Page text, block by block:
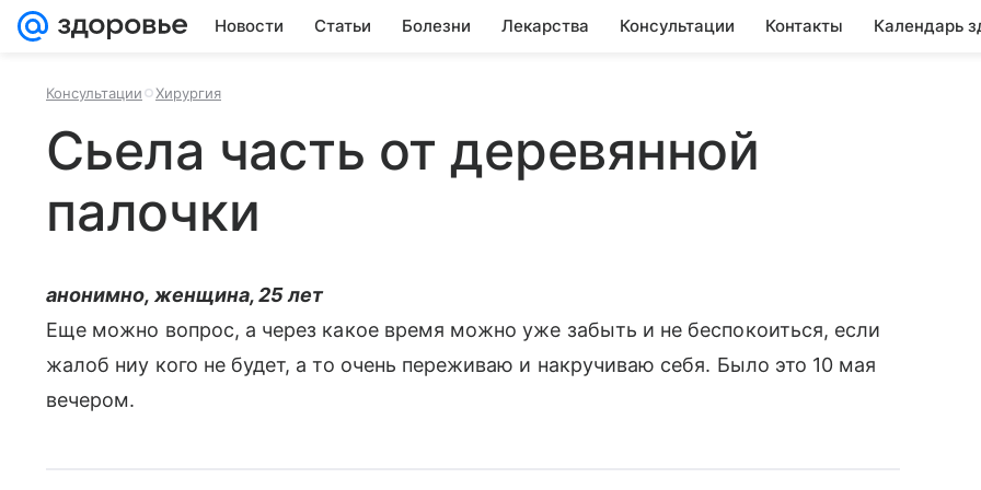
Новости Статьи Болезни Лекарства Консультации Контакты Календарь
Консультации Хирургия
Сьела часть от деревянной
палочки
анонимно, женщина, 25 лет
Еще можно вопрос, а через какое время можно уже забыть и не беспокоиться, если
жалоб ниу кого не будет, а то очень переживаю и накручиваю себя. Было это 10 мая
вечером.